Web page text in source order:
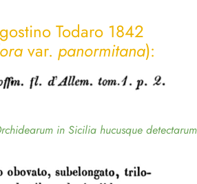
Todaro 1842
var. panormitana):
in Sicilia hucusque